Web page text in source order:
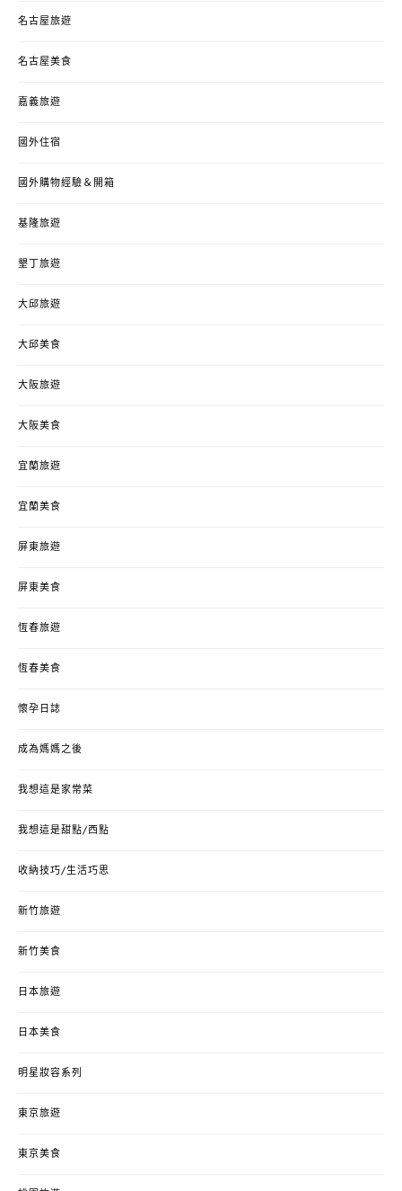
名古屋旅遊
名古屋美食
嘉義旅遊
國外住宿
國外購物經驗＆開箱
基隆旅遊
墾丁旅遊
大邱旅遊
大邱美食
大阪旅遊
大阪美食
宜蘭旅遊
宜蘭美食
屏東旅遊
屏東美食
恆春旅遊
恆春美食
懷孕日誌
成為媽媽之後
我想這是家常菜
我想這是甜點/西點
收納技巧/生活巧思
新竹旅遊
新竹美食
日本旅遊
日本美食
明星妝容系列
東京旅遊
東京美食